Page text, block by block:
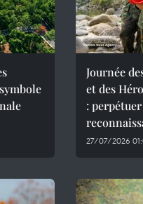
Journée
et des
:
27/07/2026